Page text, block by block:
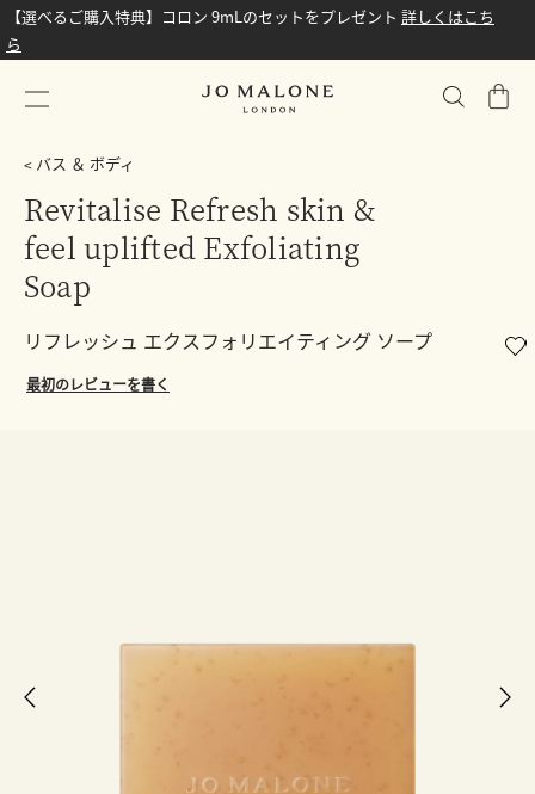
【選べるご購入特典】コロン 9mLのセットをプレゼント 詳しくはこち
ら
シ
バス ＆ ボディ
Revitalise Refresh skin &
feel uplifted Exfoliating
Soap
リフレッシュ エクスフォリエイティング ソープ
最初のレビューを書く